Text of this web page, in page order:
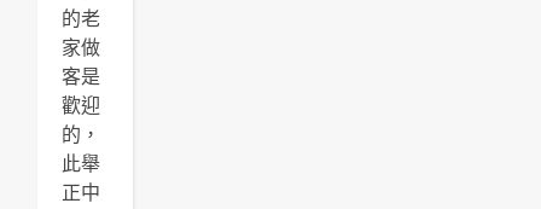
的老
家做
客是
歡迎
的，
此舉
正中